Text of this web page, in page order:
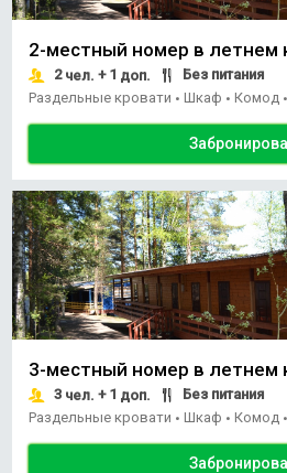
2-местный номер в летнем
2чел. + 1 доп.
Без питания
Раздельные кровати • Шкаф • Комод •
3-местный номер в летнем
3 чел. + 1 доп.
Без питания
Раздельные кровати • Шкаф • Комод •